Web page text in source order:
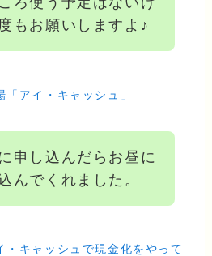
もお願いしますよ♪
アイ・キャッシュ」
申し込んだらお昼に
んでくれました。
・キャッシュで現金化をやって